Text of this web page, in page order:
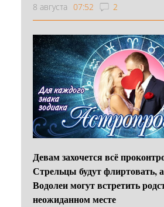
8 августа 07:52 2
Девам захочется всё
Стрельцы будут флиртовать,
Водолеи могут встретить
неожиданном месте